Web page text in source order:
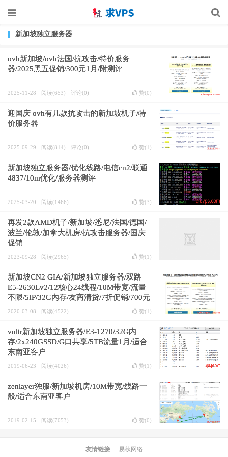
新加坡独立服务器
ovh新加坡/ovh法国/抗攻击/特价服务
器/2025黑五促销/300元1月/附测评
2025-11-28 阅读(653) 评论(0) 赞(0)
迎国庆 ovh有几款抗攻击的新加坡机子/特
价服务器
2025-09-29 阅读(814) 评论(0) 赞(1 )
新加坡独立服务器/优化线路/电信cn2/联通
4837/10m优化/服务器测评
2025-03-20 阅读(1466) 赞(3)
再发2款AMD机子/新加坡/悉尼/法国/德国/
波兰/伦敦/加拿大机房/抗攻击服务器/国庆
促销
2023-09-28 阅读(2965) 赞(1 )
新加坡CN2 GIA/新加坡独立服务器/双路
E5-2630Lv2/12核心24线程/10M带宽/流量
不限/5IP/32G内存/友商清货/7折促销/700元
1月
2020-03-08 阅读(4522) 赞(1 )
vultr新加坡独立服务器/E3-1270/32G内
存/2x240GSSD/G口共享/5TB流量1月/适合
东南亚客户
2019-06-23 阅读(4026) 赞(1 )
zenlayer独服/新加坡机房/10M带宽/线路一
般/适合东南亚客户
2019-02-15 阅读(7053) 赞(0)
友情链接 易秋网络